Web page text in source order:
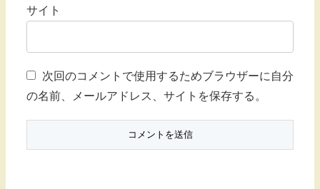
サイト
次回のコメントで使用するためブラウザーに自分
の名前、メールアドレス、サイトを保存する。